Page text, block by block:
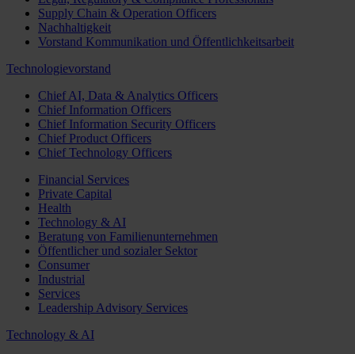
Supply Chain & Operation Officers
Nachhaltigkeit
Vorstand Kommunikation und Öffentlichkeitsarbeit
Technologievorstand
Chief AI, Data & Analytics Officers
Chief Information Officers
Chief Information Security Officers
Chief Product Officers
Chief Technology Officers
Financial Services
Private Capital
Health
Technology & AI
Beratung von Familienunternehmen
Öffentlicher und sozialer Sektor
Consumer
Industrial
Services
Leadership Advisory Services
Technology & AI